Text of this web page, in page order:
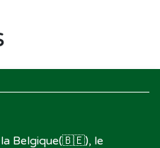
Belgique(🇧🇪), le